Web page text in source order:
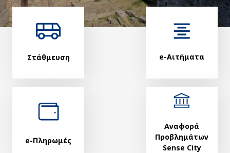
Στάθμευση e-Αιτήματα
e-Πληρωμές
Αναφορά
Προβλημάτων
Sense City